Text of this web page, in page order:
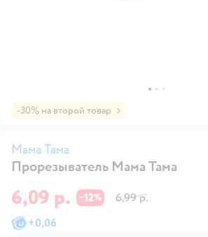
-30% на второй товар
Мама Тама
Прорезыватель Мама Тама
6,09 р. −12%
6,99 р.
+0,06